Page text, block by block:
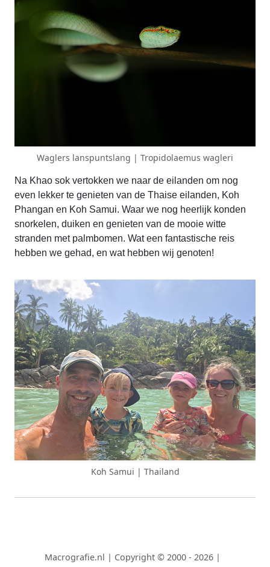
Waglers lanspuntslang | Tropidolaemus wagleri
Na Khao sok vertokken we naar de eilanden om nog
even lekker te genieten van de Thaise eilanden, Koh
Phangan en Koh Samui. Waar we nog heerlijk konden
snorkelen, duiken en genieten van de mooie witte
stranden met palmbomen. Wat een fantastische reis
hebben we gehad, en wat hebben wij genoten!
Koh Samui | Thailand
Macrografie.nl | Copyright © 2000 - 2026 |